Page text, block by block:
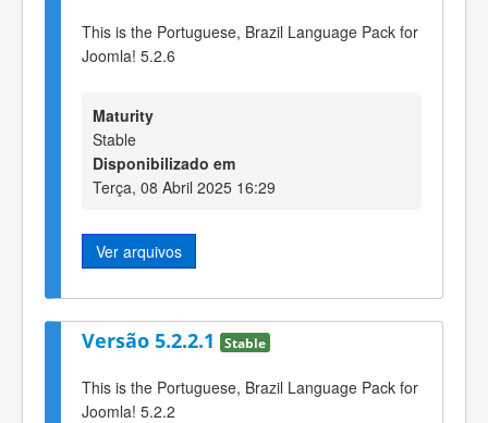
This is the Portuguese, Brazil Language Pack for
Joomla! 5.2.6
Maturity
Stable
Disponibilizado em
Terça, 08 Abril 2025 16:29
Ver arquivos
Versão 5.2.2.1 Stable
This is the Portuguese, Brazil Language Pack for
Joomla! 5.2.2